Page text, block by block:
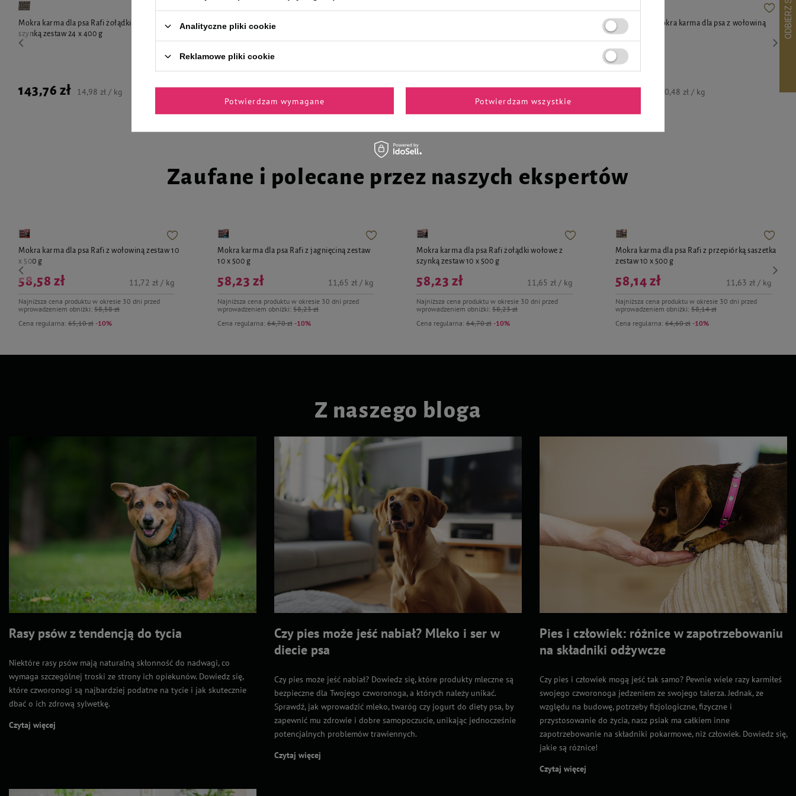
Mokra karma dla psa Rafi żołądki wołowe z
szynką zestaw 24 x 400 g
143,76 zł 14,98 zł / kg
Rafi Classic Mokra karma dla psa z kurczakiem
4,19 zł
Rafi Classic Mokra karma dla psa z wołowiną
400 g
4,19 zł 10,48 zł / kg
Zaufane i polecane przez naszych ekspertów
Mokra karma dla psa Rafi z wołowiną zestaw 10
x 500 g
Cena regularna: 65,10 zł -10%
58,58 zł
Najniższa cena produktu w okresie 30 dni przed
wprowadzeniem obniżki: 58,58 zł
11,72 zł / kg
Mokra karma dla psa Rafi z jagnięciną zestaw
10 x 500 g
Cena regularna: 64,70 zł -10%
58,23 zł
Najniższa cena produktu w okresie 30 dni przed
wprowadzeniem obniżki: 58,23 zł
11,65 zł / kg
Mokra karma dla psa Rafi żołądki wołowe z
szynką zestaw 10 x 500 g
Cena regularna: 64,70 zł -10%
58,23 zł
Najniższa cena produktu w okresie 30 dni przed
wprowadzeniem obniżki: 58,23 zł
11,65 zł / kg
Mokra karma dla psa Rafi z przepiórką saszetka
zestaw 10 x 500 g
Cena regularna: 64,60 zł -10%
58,14 zł
Najniższa cena produktu w okresie 30 dni przed
wprowadzeniem obniżki: 58,14 zł
11,63 zł / kg
Z naszego bloga
Rasy psów z tendencją do tycia
Niektóre rasy psów mają naturalną skłonność do nadwagi, co
wymaga szczególnej troski ze strony ich opiekunów. Dowiedz się,
które czworonogi są najbardziej podatne na tycie i jak skutecznie
dbać o ich zdrową sylwetkę.
Czytaj więcej
Czy pies może jeść nabiał? Mleko i ser w
diecie psa
Czy pies może jeść nabiał? Dowiedz się, które produkty mleczne są
bezpieczne dla Twojego czworonoga, a których należy unikać.
Sprawdź, jak wprowadzić mleko, twaróg czy jogurt do diety psa, by
zapewnić mu zdrowie i dobre samopoczucie, unikając jednocześnie
potencjalnych problemów trawiennych.
Czytaj więcej
Pies i człowiek: różnice w zapotrzebowaniu
na składniki odżywcze
Czy pies i człowiek mogą jeść tak samo? Pewnie wiele razy karmiłeś
swojego czworonoga jedzeniem ze swojego talerza. Jednak, ze
względu na budowę, potrzeby fizjologiczne, fizyczne i
przystosowanie do życia, nasz psiak ma całkiem inne
zapotrzebowanie na składniki pokarmowe, niż człowiek. Dowiedz się,
jakie są różnice!
Czytaj więcej
Analityczne pliki cookie
Reklamowe pliki cookie
Potwierdzam wymagane Potwierdzam wszystkie